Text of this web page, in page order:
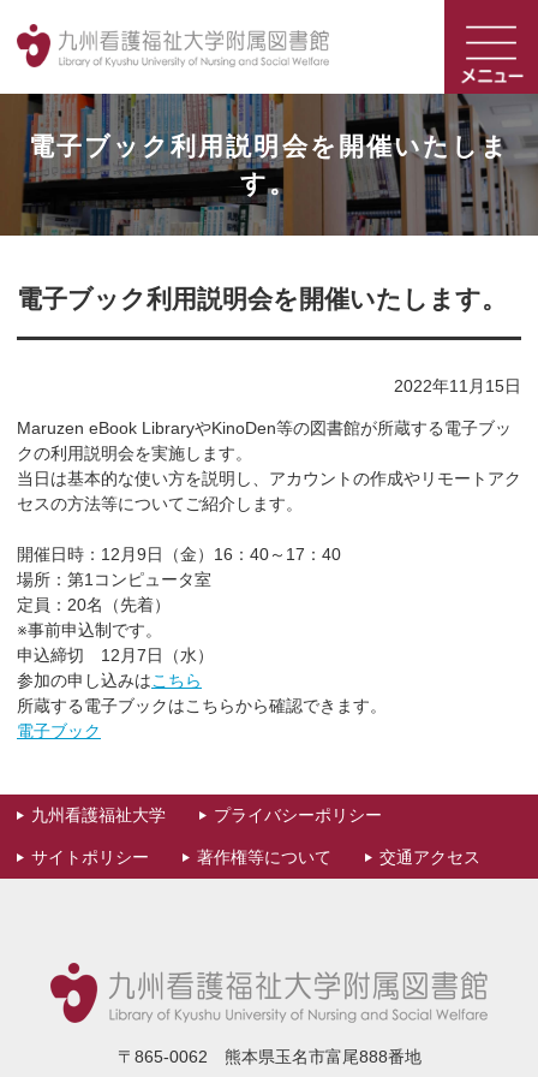
電子ブック利用説明会を開催いたしま
す。
電子ブック利用説明会を開催いたします。
2022年11月15日
Maruzen eBook LibraryやKinoDen等の図書館が所蔵する電子ブッ
クの利用説明会を実施します。
当日は基本的な使い方を説明し、アカウントの作成やリモートアク
セスの方法等についてご紹介します。
開催日時：12月9日（金）16：40～17：40
場所：第1コンピュータ室
定員：20名（先着）
※事前申込制です。
申込締切 12月7日（水）
参加の申し込みはこちら
所蔵する電子ブックはこちらから確認できます。
電子ブック
九州看護福祉大学 プライバシーポリシー
サイトポリシー 著作権等について 交通アクセス
〒865-0062 熊本県玉名市富尾888番地